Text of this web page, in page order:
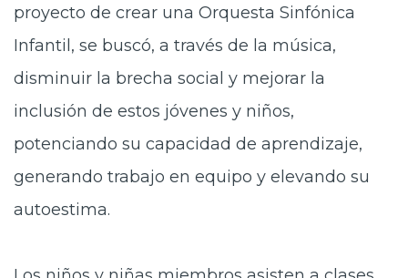
proyecto de crear una Orquesta Sinfónica
Infantil, se buscó, a través de la música,
disminuir la brecha social y mejorar la
inclusión de estos jóvenes y niños,
potenciando su capacidad de aprendizaje,
generando trabajo en equipo y elevando su
autoestima.